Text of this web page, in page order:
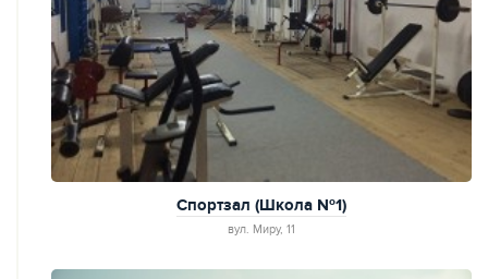
Спортзал (Школа №1)
вул. Миру, 11